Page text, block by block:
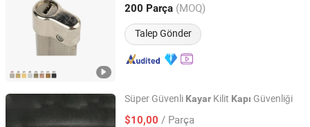
200 Parça (MOQ)
Talep Gönder
Zhejiang, China Fiyat 2021
Süper Güvenli Kayar Kilit Kapı Güvenliği
$10,00 / Parça
SUPER HARDWARE CO.,LTD